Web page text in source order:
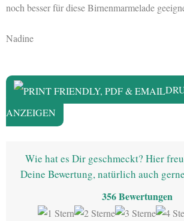
noch besser für diese Birnenmarmelade
Nadine
ANZEIGEN
Wie hat es Dir geschmeckt? Hier
Deine Bewertung, natürlich auch
356Bewertungen